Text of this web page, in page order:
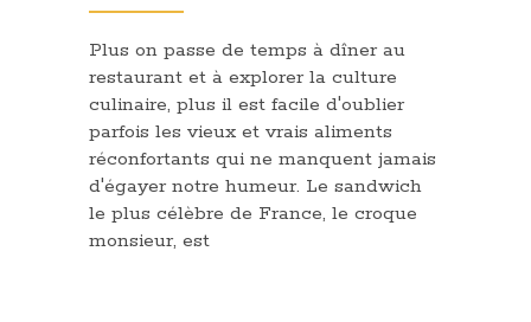
Plus on passe de temps à dîner au
restaurant et à explorer la culture
culinaire, plus il est facile d'oublier
parfois les vieux et vrais aliments
réconfortants qui ne manquent jamais
d'égayer notre humeur. Le sandwich
le plus célèbre de France, le croque
monsieur, est